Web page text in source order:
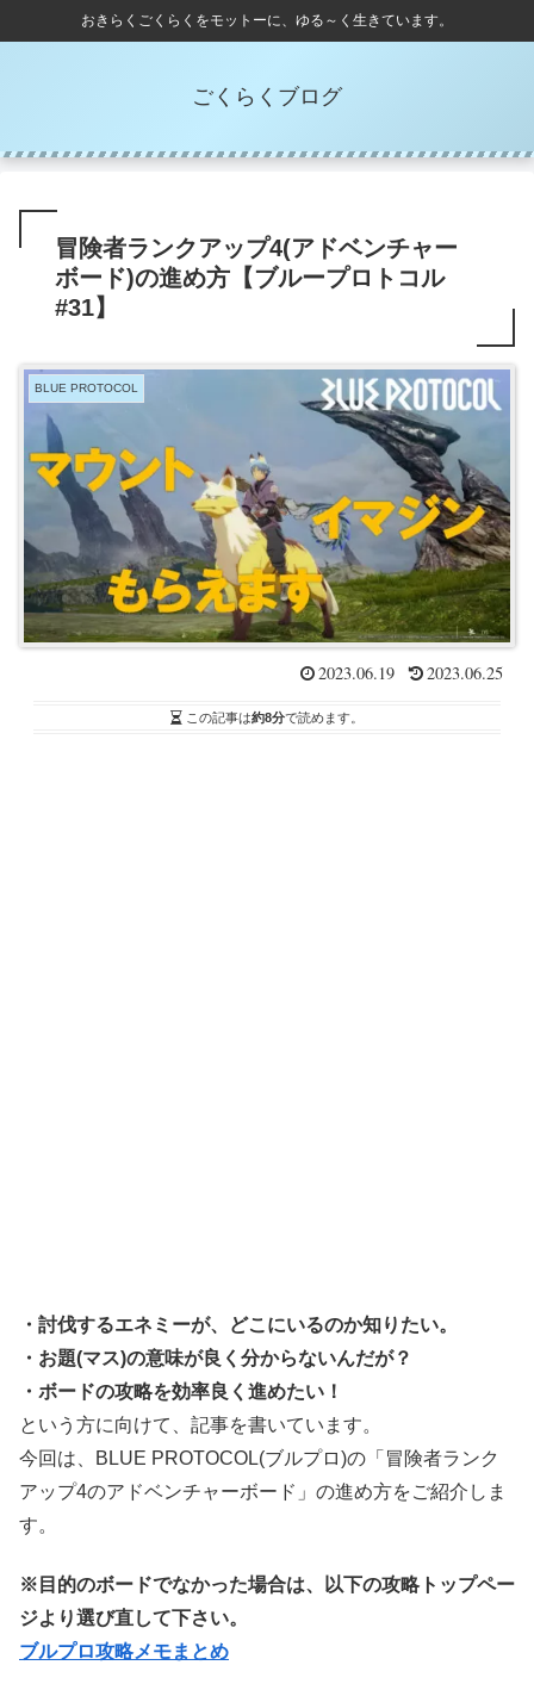
おきらくごくらくをモットーに、ゆる～く生きています。
ごくらくブログ
冒険者ランクアップ4(アドベンチャー
ボード)の進め方【ブループロトコル
#31】
BLUE PROTOCOL
2023.06.19 2023.06.25
この記事は約8分で読めます。
・討伐するエネミーが、どこにいるのか知りたい。
・お題(マス)の意味が良く分からないんだが？
・ボードの攻略を効率良く進めたい！
という方に向けて、記事を書いています。
今回は、BLUE PROTOCOL(ブルプロ)の「冒険者ランク
アップ4のアドベンチャーボード」の進め方をご紹介しま
す。
※目的のボードでなかった場合は、以下の攻略トップペー
ジより選び直して下さい。
ブルプロ攻略メモまとめ